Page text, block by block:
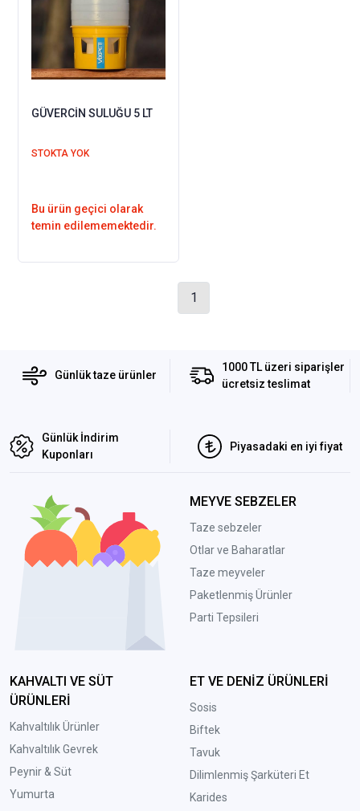
GÜVERCİN SULUĞU 5 LT
STOKTA YOK
Bu ürün geçici olarak
temin edilememektedir.
1
Günlük taze ürünler
1000 TL üzeri siparişler
ücretsiz teslimat
Günlük İndirim
Kuponları
Piyasadaki en iyi fiyat
MEYVE SEBZELER
Taze sebzeler
Otlar ve Baharatlar
Taze meyveler
Paketlenmiş Ürünler
Parti Tepsileri
KAHVALTI VE SÜT
ÜRÜNLERİ
Kahvaltılık Ürünler
Kahvaltılık Gevrek
Peynir & Süt
Yumurta
ET VE DENİZ ÜRÜNLERİ
Sosis
Biftek
Tavuk
Dilimlenmiş Şarküteri Et
Karides